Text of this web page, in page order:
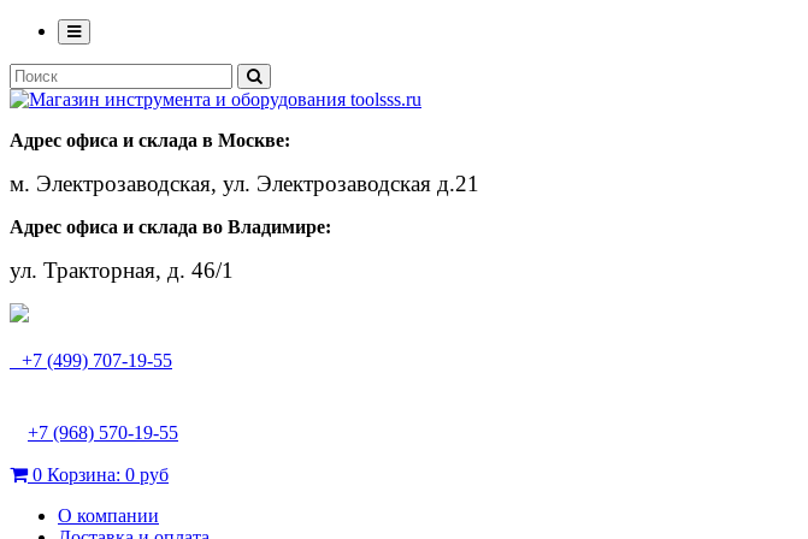
Адрес офиса и склада в Москве:
м. Электрозаводская, ул. Электрозаводская д.21
Адрес офиса и склада во Владимире:
ул. Тракторная, д. 46/1
+7 (499) 707-19-55
+7 (968) 570-19-55
0 Корзина: 0 руб
О компании